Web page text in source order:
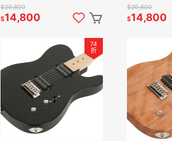
M22F/M BLK 雙雙22格 楓木指
板 黑色
$20,800
$14,800
M22F/M MAH 雙雙 楓木指
桃花心木琴身
$20,800
$14,800
74
折